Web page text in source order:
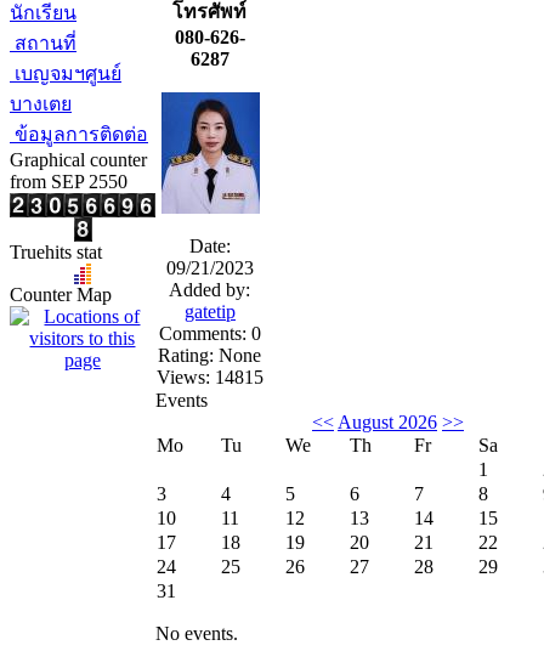
นักเรียน
สถานที่
เบญจมฯศูนย์
บางเตย
ข้อมูลการติดต่อ
Graphical counter
from SEP 2550
Truehits stat
Counter Map
โทรศัพท์
080-626-
6287
Date:
09/21/2023
Added by:
gatetip
Comments: 0
Rating: None
Views: 14815
Events
<< August 2026 >>
Mo
Tu We Th Fr Sa
1
3
4 5 6 7 8
10
11 12 13 14 15
17
18 19 20 21 22
24
25 26 27 28 29
31
No events.